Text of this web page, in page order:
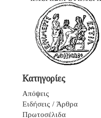
Κατηγορίες
Απόψεις
Ειδήσεις / Άρθρα
Πρωτοσέλιδα